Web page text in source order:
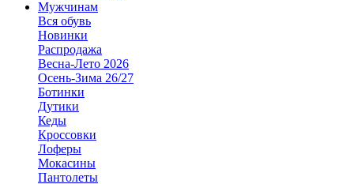
Мужчинам
Вся обувь
Новинки
Распродажа
Весна-Лето 2026
Осень-Зима 26/27
Ботинки
Дутики
Кеды
Кроссовки
Лоферы
Мокасины
Пантолеты